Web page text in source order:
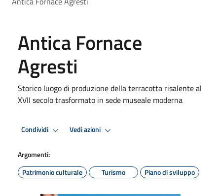
Antica Fornace
Agresti
Storico luogo di produzione della terracotta risalente al
XVII secolo trasformato in sede museale moderna
Condividi Vedi azioni
Argomenti:
Patrimonio culturale
Turismo Piano di sviluppo